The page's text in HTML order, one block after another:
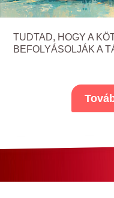
TUDTAD, HOGY A
BEFOLYÁSOLJÁK A